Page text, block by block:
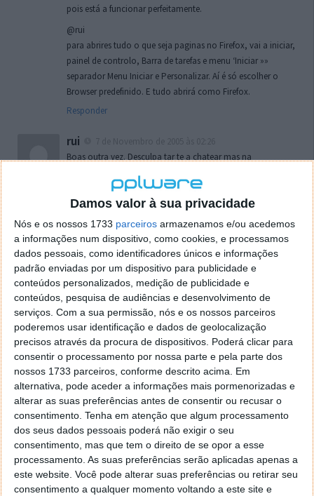
Damos valor à sua privacidade
Nós e os nossos 1733 parceiros armazenamos e/ou acedemos
a informações num dispositivo, como cookies, e processamos
dados pessoais, como identificadores únicos e informações
padrão enviadas por um dispositivo para publicidade e
conteúdos personalizados, medição de publicidade e
conteúdos, pesquisa de audiências e desenvolvimento de
serviços. Com a sua permissão, nós e os nossos parceiros
poderemos usar identificação e dados de geolocalização
precisos através da procura de dispositivos. Poderá clicar para
consentir o processamento por nossa parte e pela parte dos
nossos 1733 parceiros, conforme descrito acima. Em
alternativa, pode aceder a informações mais pormenorizadas e
alterar as suas preferências antes de consentir ou recusar o
consentimento. Tenha em atenção que algum processamento
dos seus dados pessoais poderá não exigir o seu
consentimento, mas que tem o direito de se opor a esse
processamento. As suas preferências serão aplicadas apenas a
este website. Você pode alterar suas preferências ou retirar seu
consentimento a qualquer momento voltando a este site e
pois está a funcionar perfeitamente.
@rui
para abrires tudo o que seja paginas no Firefox, vai a iniciar,
painel de controlo, Barra de tarefas e menu ‘Iniciar »»
separador Menu Iniciar e Personalizar. Aí é só escolher o
Browser predefinido. E tudo abrirá como Firefox.
Responder
rui
Boas outra vez. Desculpa tar te a chatear mas na
o firefox como browser predefenido
de control tudo e nada. Tou a comecar a desesperar, ate ja
tentei apagar o explorer na tentativa de forçar o uso do
firefox mas em vao. Kaso te lembres de outra dica fico
agradecido, caso contrario obrigado a mesma
Responder
Vítor M.
7 de Novembro de 2005 às 01:39
@Reporter
Desculpa mas o link funciona. Seja como for segue por mail
o MSn Messenger 8.
Responder
Vítor M.
7 de Novembro de 2005 às 11:21
@Rui
Tens de encontrar o que te falei. Faz da seguinte maneira,
janela iniciar e no topo dessa janela com o botão direito do
rato faz propriedades. Depois no separador Menu ‘Iniciar’
clica no botão ‘Personalizar’ aí encontrarás no separador
geral a opção para escolheres o Browser com que queres